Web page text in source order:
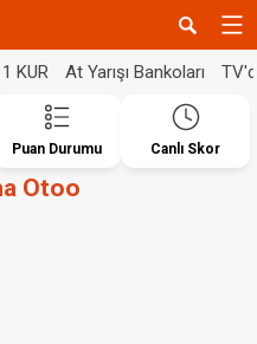
KUR At Yarışı Bankoları
Puan Durumu Canlı Skor
Otoo